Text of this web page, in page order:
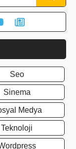
Seo
Sinema
Medya
Teknoloji